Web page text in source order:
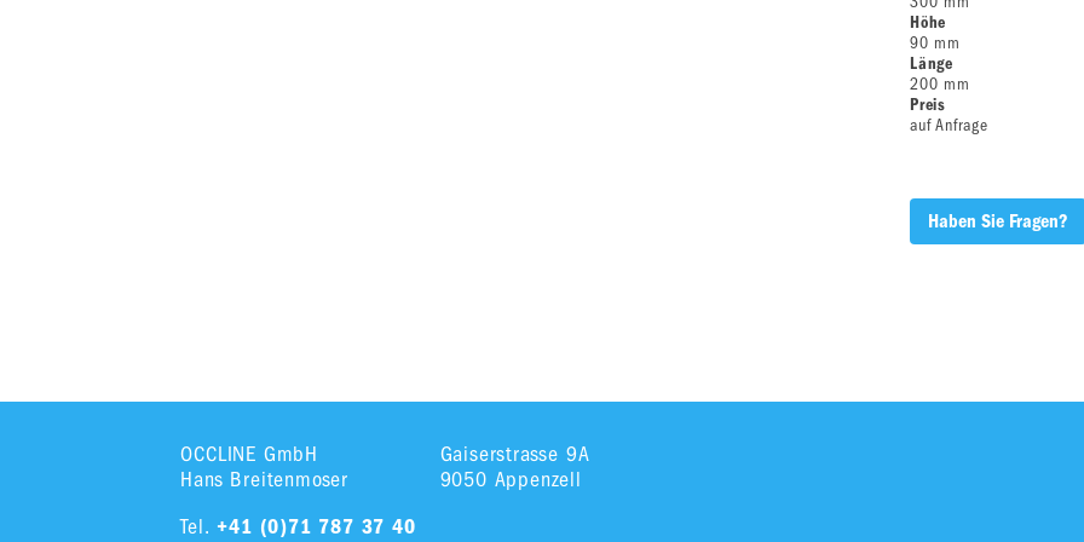
Höhe
90 mm
Länge
200 mm
Preis
auf Anfrage
Haben Sie Fragen?
OCCLINE GmbH
Hans Breitenmoser
Gaiserstrasse 9A
9050 Appenzell
Tel. +41 (0)71 787 37 40